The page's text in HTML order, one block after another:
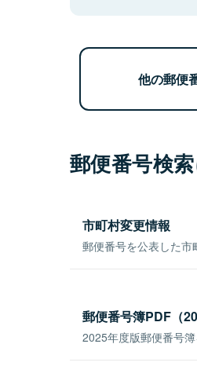
他の郵便
郵便番号検
市町村変更情報
郵便番号を公表した市
郵便番号簿PDF（
2025年度版郵便番号